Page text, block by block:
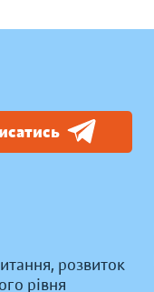
розвиток
рівня